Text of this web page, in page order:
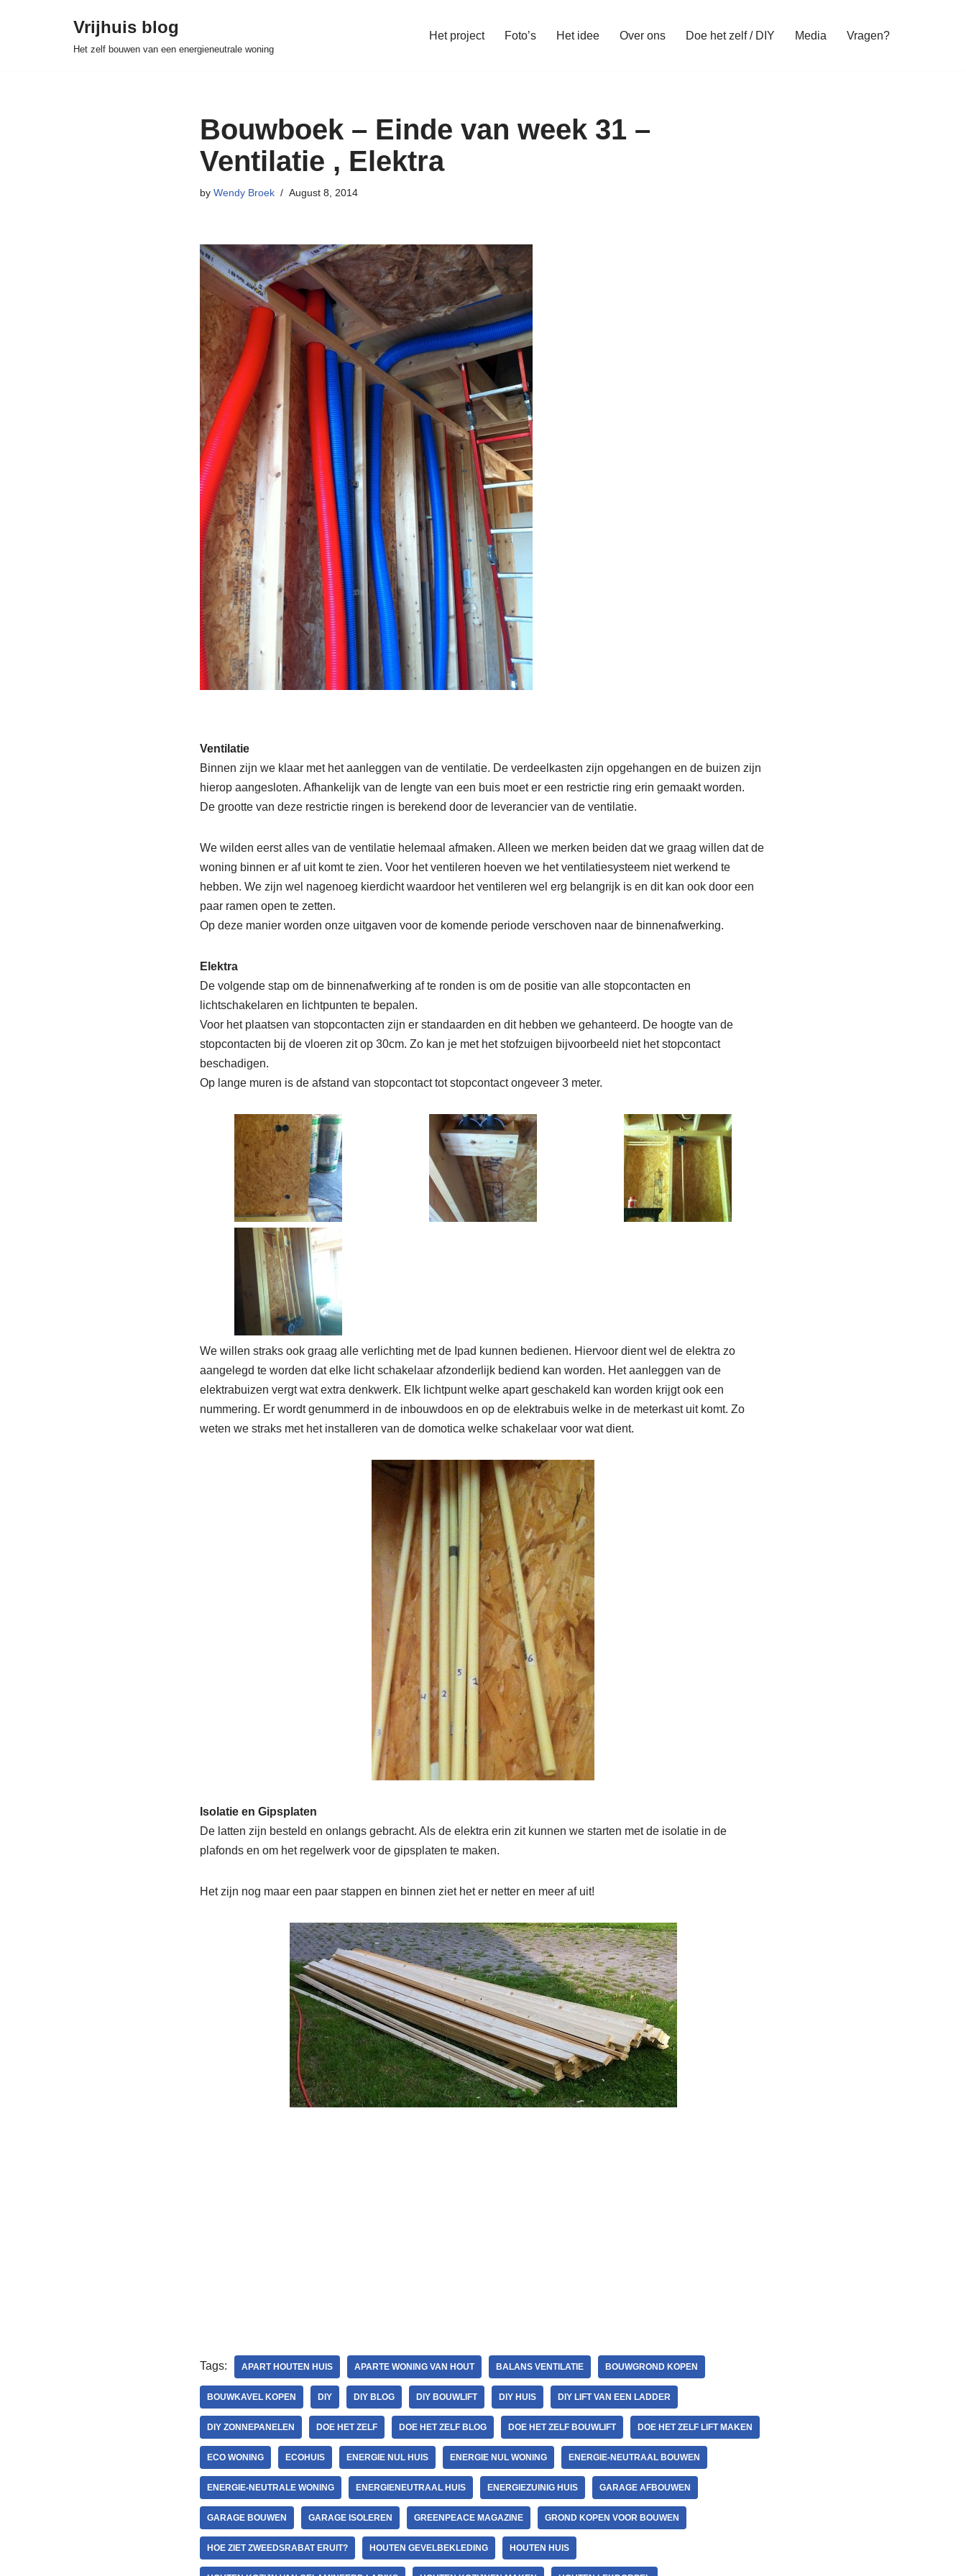
Vrijhuis blog
Het zelf bouwen van een energieneutrale woning
Het project Foto’s Het idee Over ons Doe het zelf / DIY Media Vragen?
Bouwboek – Einde van week 31 –
Ventilatie , Elektra
by Wendy Broek August 8, 2014
Ventilatie
Binnen zijn we klaar met het aanleggen van de ventilatie. De verdeelkasten zijn opgehangen en de buizen zijn
hierop aangesloten. Afhankelijk van de lengte van een buis moet er een restrictie ring erin gemaakt worden.
De grootte van deze restrictie ringen is berekend door de leverancier van de ventilatie.
We wilden eerst alles van de ventilatie helemaal afmaken. Alleen we merken beiden dat we graag willen dat de
woning binnen er af uit komt te zien. Voor het ventileren hoeven we het ventilatiesysteem niet werkend te
hebben. We zijn wel nagenoeg kierdicht waardoor het ventileren wel erg belangrijk is en dit kan ook door een
paar ramen open te zetten.
Op deze manier worden onze uitgaven voor de komende periode verschoven naar de binnenafwerking.
Elektra
De volgende stap om de binnenafwerking af te ronden is om de positie van alle stopcontacten en
lichtschakelaren en lichtpunten te bepalen.
Voor het plaatsen van stopcontacten zijn er standaarden en dit hebben we gehanteerd. De hoogte van de
stopcontacten bij de vloeren zit op 30cm. Zo kan je met het stofzuigen bijvoorbeeld niet het stopcontact
beschadigen.
Op lange muren is de afstand van stopcontact tot stopcontact ongeveer 3 meter.
We willen straks ook graag alle verlichting met de Ipad kunnen bedienen. Hiervoor dient wel de elektra zo
aangelegd te worden dat elke licht schakelaar afzonderlijk bediend kan worden. Het aanleggen van de
elektrabuizen vergt wat extra denkwerk. Elk lichtpunt welke apart geschakeld kan worden krijgt ook een
nummering. Er wordt genummerd in de inbouwdoos en op de elektrabuis welke in de meterkast uit komt. Zo
weten we straks met het installeren van de domotica welke schakelaar voor wat dient.
Isolatie en Gipsplaten
De latten zijn besteld en onlangs gebracht. Als de elektra erin zit kunnen we starten met de isolatie in de
plafonds en om het regelwerk voor de gipsplaten te maken.
Het zijn nog maar een paar stappen en binnen ziet het er netter en meer af uit!
Tags: APART HOUTEN HUIS APARTE WONING VAN HOUT BALANS VENTILATIE BOUWGROND KOPEN
BOUWKAVEL KOPEN DIY DIY BLOG DIY BOUWLIFT DIY HUIS DIY LIFT VAN EEN LADDER
DIY ZONNEPANELEN DOE HET ZELF DOE HET ZELF BLOG DOE HET ZELF BOUWLIFT DOE HET ZELF LIFT MAKEN
ECO WONING ECOHUIS ENERGIE NUL HUIS ENERGIE NUL WONING ENERGIE-NEUTRAAL BOUWEN
ENERGIE-NEUTRALE WONING ENERGIENEUTRAAL HUIS ENERGIEZUINIG HUIS GARAGE AFBOUWEN
GARAGE BOUWEN GARAGE ISOLEREN GREENPEACE MAGAZINE GROND KOPEN VOOR BOUWEN
HOE ZIET ZWEEDSRABAT ERUIT? HOUTEN GEVELBEKLEDING HOUTEN HUIS